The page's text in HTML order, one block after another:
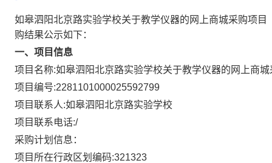
如皋泗阳北京路实验学校关于教学仪器的网上商城采购项目
购结果公示如下：
一、项目信息
项目名称:如皋泗阳北京路实验学校关于教学仪器的网上商城
项目编号:2281101000025592799
项目联系人:如皋泗阳北京路实验学校
项目联系电话:/
采购计划信息：
项目所在行政区划编码:321323